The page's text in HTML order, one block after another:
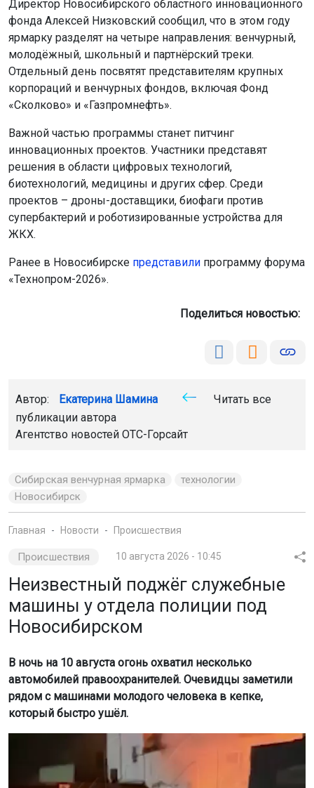
Директор Новосибирского областного инновационного
фонда Алексей Низковский сообщил, что в этом году
ярмарку разделят на четыре направления: венчурный,
молодёжный, школьный и партнёрский треки.
Отдельный день посвятят представителям крупных
корпораций и венчурных фондов, включая Фонд
«Сколково» и «Газпромнефть».
Важной частью программы станет питчинг
инновационных проектов. Участники представят
решения в области цифровых технологий,
биотехнологий, медицины и других сфер. Среди
проектов – дроны-доставщики, биофаги против
супербактерий и роботизированные устройства для
ЖКХ.
Ранее в Новосибирске представили программу форума
«Технопром-2026».
Поделиться новостью:
Автор: Екатерина Шамина
Читать все
публикации автора
Агентство новостей ОТС-Горсайт
Сибирская венчурная ярмарка
технологии
Новосибирск
Главная Новости Происшествия
Происшествия 10 августа 2026 - 10:45
Неизвестный поджёг служебные
машины у отдела полиции под
Новосибирском
В ночь на 10 августа огонь охватил несколько
автомобилей правоохранителей. Очевидцы заметили
рядом с машинами молодого человека в кепке,
который быстро ушёл.